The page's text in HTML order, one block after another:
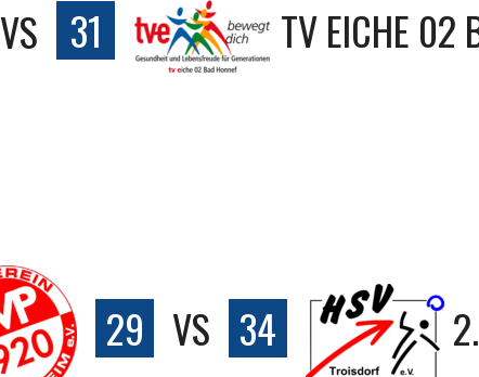
VS 31 TV EICHE 02
29 VS 34